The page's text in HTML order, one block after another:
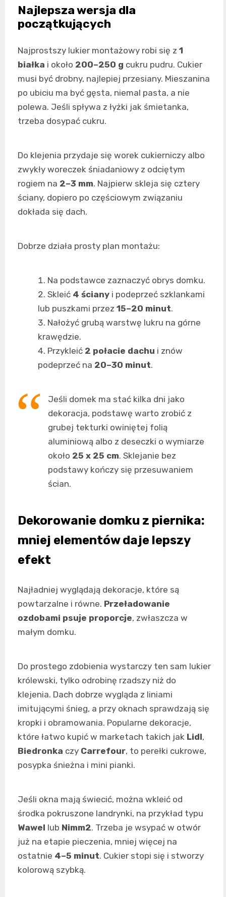
Najlepsza wersja dla
początkujących
Najprostszy lukier montażowy robi się z 1
białka i około 200–250 g cukru pudru. Cukier
musi być drobny, najlepiej przesiany. Mieszanina
po ubiciu ma być gęsta, niemal pasta, a nie
polewa. Jeśli spływa z łyżki jak śmietanka,
trzeba dosypać cukru.
Do klejenia przydaje się worek cukierniczy albo
zwykły woreczek śniadaniowy z odciętym
rogiem na 2–3 mm. Najpierw skleja się cztery
ściany, dopiero po częściowym związaniu
dokłada się dach.
Dobrze działa prosty plan montażu:
Na podstawce zaznaczyć obrys domku.
Skleić 4 ściany i podeprzeć szklankami
lub puszkami przez 15–20 minut.
Nałożyć grubą warstwę lukru na górne
krawędzie.
Przykleić 2 połacie dachu i znów
podeprzeć na 20–30 minut.
Jeśli domek ma stać kilka dni jako
dekoracja, podstawę warto zrobić z
grubej tekturki owiniętej folią
aluminiową albo z deseczki o wymiarze
około 25 x 25 cm. Sklejanie bez
podstawy kończy się przesuwaniem
ścian.
Dekorowanie domku z piernika:
mniej elementów daje lepszy
efekt
Najładniej wyglądają dekoracje, które są
powtarzalne i równe. Przeładowanie
ozdobami psuje proporcje, zwłaszcza w
małym domku.
Do prostego zdobienia wystarczy ten sam lukier
królewski, tylko odrobinę rzadszy niż do
klejenia. Dach dobrze wygląda z liniami
imitującymi śnieg, a przy oknach sprawdzają się
kropki i obramowania. Popularne dekoracje,
które łatwo kupić w marketach takich jak Lidl,
Biedronka czy Carrefour, to perełki cukrowe,
posypka śnieżna i mini pianki.
Jeśli okna mają świecić, można wkleić od
środka pokruszone landrynki, na przykład typu
Wawel lub Nimm2. Trzeba je wsypać w otwór
już na etapie pieczenia, mniej więcej na
ostatnie 4–5 minut. Cukier stopi się i stworzy
kolorową szybką.